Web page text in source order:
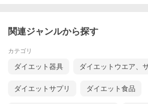
関連ジャンルから探す
カテゴリ
ダイエット器具 ダイエットウエア、
ダイエットサプリ ダイエット食品